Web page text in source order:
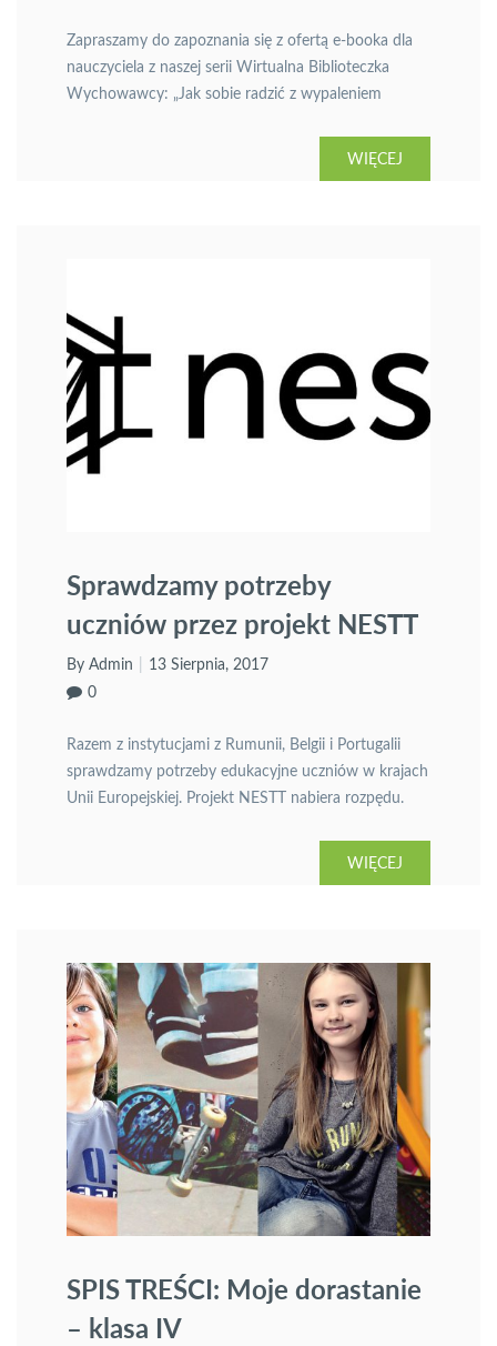
Zapraszamy do zapoznania się z ofertą e-booka dla
nauczyciela z naszej serii Wirtualna Biblioteczka
Wychowawcy: „Jak sobie radzić z wypaleniem
WIĘCEJ
Sprawdzamy potrzeby
uczniów przez projekt NESTT
By Admin
13 Sierpnia, 2017
0
Razem z instytucjami z Rumunii, Belgii i Portugalii
sprawdzamy potrzeby edukacyjne uczniów w krajach
Unii Europejskiej. Projekt NESTT nabiera rozpędu.
WIĘCEJ
SPIS TREŚCI: Moje dorastanie
– klasa IV